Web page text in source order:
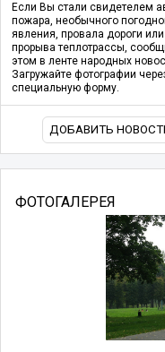
Если Вы стали свидетелем
пожара, необычного
явления, провала дороги или
прорыва теплотрассы,
этом в ленте народных
Загружайте фотографии
специальную форму.
ДОБАВИТЬ
ФОТОГАЛЕРЕЯ